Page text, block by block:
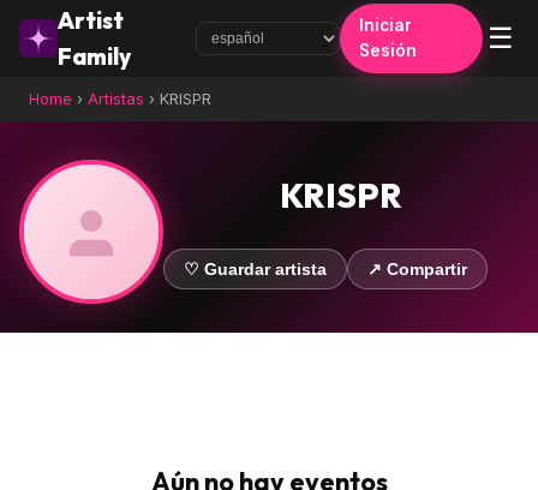
Artist
Family
Iniciar
Sesión
☰
Home › Artistas › KRISPR
KRISPR
♡ Guardar artista ↗ Compartir
Aún no hay eventos